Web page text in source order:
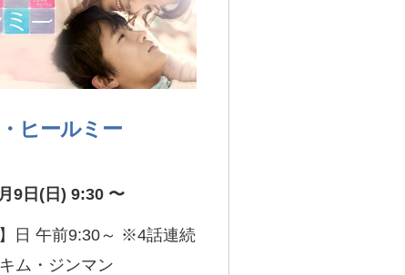
ヒールミー
9日(日) 9:30 〜
日 午前9:30～ ※4話連続
キム・ジンマン